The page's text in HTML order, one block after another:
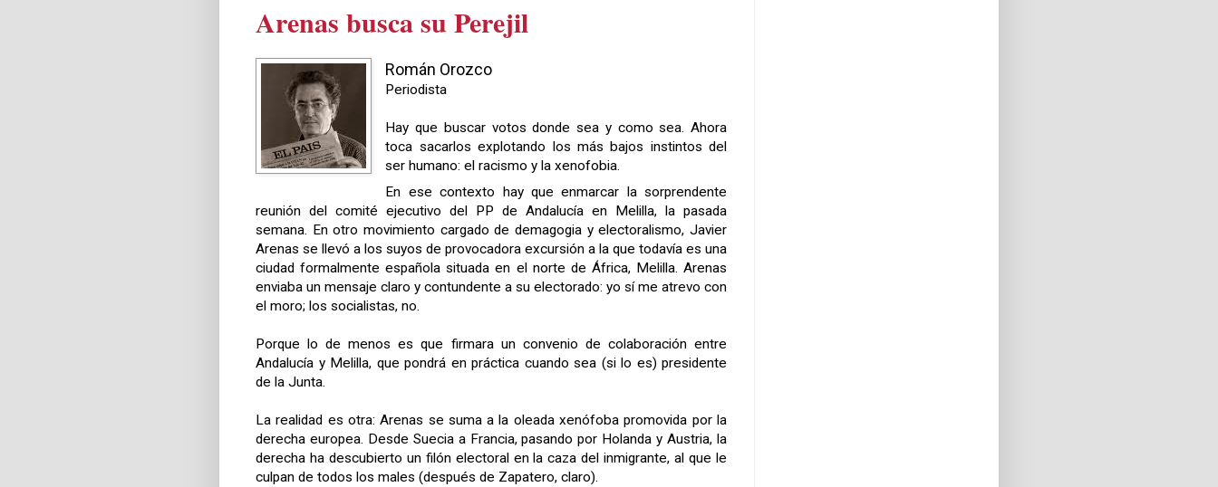
Arenas busca su Perejil
Román Orozco
Periodista
Hay que buscar votos donde sea y como sea. Ahora
toca sacarlos explotando los más bajos instintos del
ser humano: el racismo y la xenofobia.
En ese contexto hay que enmarcar la sorprendente
reunión del comité ejecutivo del PP de Andalucía en Melilla, la pasada
semana. En otro movimiento cargado de demagogia y electoralismo, Javier
Arenas se llevó a los suyos de provocadora excursión a la que todavía es una
ciudad formalmente española situada en el norte de África, Melilla. Arenas
enviaba un mensaje claro y contundente a su electorado: yo sí me atrevo con
el moro; los socialistas, no.
Porque lo de menos es que firmara un convenio de colaboración entre
Andalucía y Melilla, que pondrá en práctica cuando sea (si lo es) presidente
de la Junta.
La realidad es otra: Arenas se suma a la oleada xenófoba promovida por la
derecha europea. Desde Suecia a Francia, pasando por Holanda y Austria, la
derecha ha descubierto un filón electoral en la caza del inmigrante, al que le
culpan de todos los males (después de Zapatero, claro).